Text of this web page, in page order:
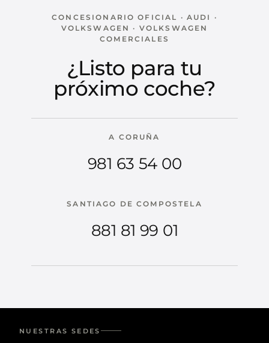
CONCESIONARIO OFICIAL · AUDI ·
VOLKSWAGEN · VOLKSWAGEN
COMERCIALES
¿Listo para tu
próximo coche?
A CORUÑA
981 63 54 00
SANTIAGO DE COMPOSTELA
881 81 99 01
NUESTRAS SEDES